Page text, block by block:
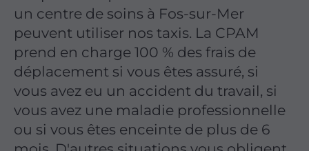
un centre de soins à Fos-sur-Mer
peuvent utiliser nos taxis. La CPAM
prend en charge 100 % des frais de
déplacement si vous êtes assuré, si
vous avez eu un accident du travail, si
vous avez une maladie professionnelle
ou si vous êtes enceinte de plus de 6